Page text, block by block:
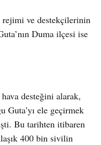
rejimi ve destekçilerinin
Duma ilçesi ise
desteğini alarak,
ele geçirmek
Bu tarihten itibaren
400 bin sivilin